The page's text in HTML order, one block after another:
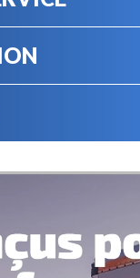
SERVICE